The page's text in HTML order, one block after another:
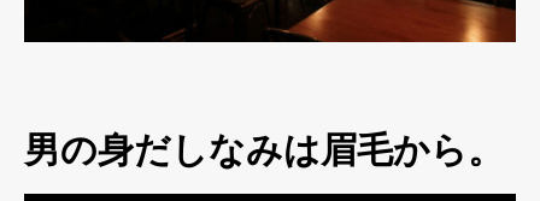
男の身だしなみは眉毛から。